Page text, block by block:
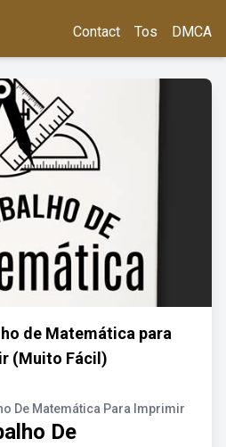
Contact Tos DMCA
de Matemática para
(Muito Fácil)
De Matemática Para Imprimir
De